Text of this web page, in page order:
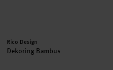
Hersteller:
Rico Design
Dekoring Bambus